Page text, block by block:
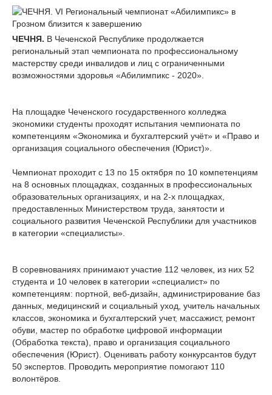
ЧЕЧНЯ. В Чеченской Республике продолжается
региональный этап чемпионата по профессиональному
мастерству среди инвалидов и лиц с ограниченными
возможностями здоровья «Абилимпикс - 2020».
На площадке Чеченского государственного колледжа
экономики студенты проходят испытания чемпионата по
компетенциям «Экономика и бухгалтерский учёт» и «Право и
организация социального обеспечения (Юрист)».
Чемпионат проходит с 13 по 15 октября по 10 компетенциям
на 8 основных площадках, созданных в профессиональных
образовательных организациях, и на 2-х площадках,
предоставленных Министерством труда, занятости и
социального развития Чеченской Республики для участников
в категории «специалисты».
В соревнованиях принимают участие 112 человек, из них 52
студента и 10 человек в категории «специалист» по
компетенциям: портной, веб-дизайн, администрирование баз
данных, медицинский и социальный уход, учитель начальных
классов, экономика и бухгалтерский учет, массажист, ремонт
обуви, мастер по обработке цифровой информации
(Обработка текста), право и организация социального
обеспечения (Юрист). Оценивать работу конкурсантов будут
50 экспертов. Проводить мероприятие помогают 110
волонтёров.